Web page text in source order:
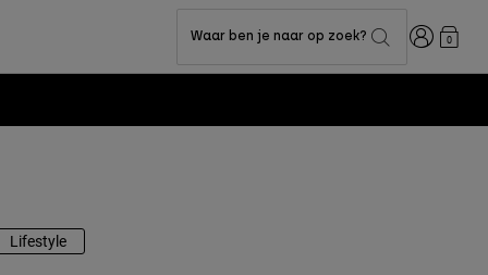
Waar ben je naar op zoek? Inloggen
0
Lifestyle